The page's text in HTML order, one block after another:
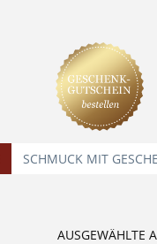
SCHMUCK MIT
AUSGEWÄHLTE